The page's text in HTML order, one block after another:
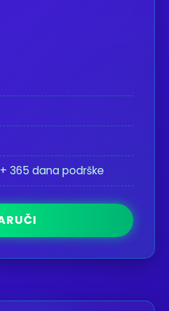
365 dana podrške